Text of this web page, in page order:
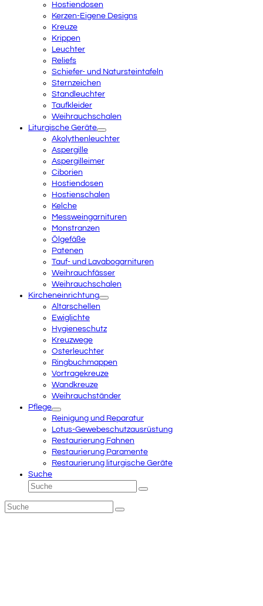
Hostiendosen
Kerzen-Eigene Designs
Kreuze
Krippen
Leuchter
Reliefs
Schiefer- und Natursteintafeln
Sternzeichen
Standleuchter
Taufkleider
Weihrauchschalen
Liturgische Geräte
Akolythenleuchter
Aspergille
Aspergilleimer
Ciborien
Hostiendosen
Hostienschalen
Kelche
Messweingarnituren
Monstranzen
Ölgefäße
Patenen
Tauf- und Lavabogarnituren
Weihrauchfässer
Weihrauchschalen
Kircheneinrichtung
Altarschellen
Ewiglichte
Hygieneschutz
Kreuzwege
Osterleuchter
Ringbuchmappen
Vortragekreuze
Wandkreuze
Weihrauchständer
Pflege
Reinigung und Reparatur
Lotus-Gewebeschutzausrüstung
Restaurierung Fahnen
Restaurierung Paramente
Restaurierung liturgische Geräte
Suche
Suche
Senden
Suche
Senden